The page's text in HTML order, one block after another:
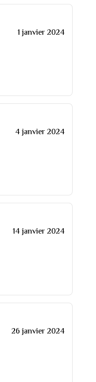
1 janvier 2024
4 janvier 2024
14 janvier 2024
26 janvier 2024